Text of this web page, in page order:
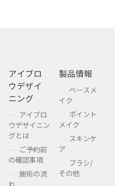
アイブロ
ウデザイ
ニング
アイブロ
ウデザイニン
グとは
ご予約前
の確認事項
施術の流
れ
製品情報
ベースメ
イク
ポイント
メイク
スキンケ
ア
ブラシ/
その他